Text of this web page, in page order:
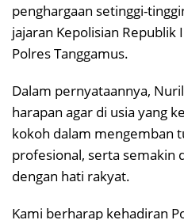
penghargaan setinggi-
jajaran Kepolisian Republik
Polres Tanggamus.
Dalam pernyataannya,
harapan agar di usia yang
kokoh dalam mengemban
profesional, serta semakin
dengan hati rakyat.
Kami berharap kehadiran